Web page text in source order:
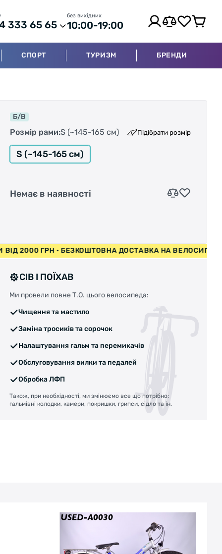
333 65 65
без вихідних
10:00-19:00
СПОРТ ТУРИЗМ БРЕНДИ
Б/В
Розмір рами:S (~145-165 см) Підібрати розмір
S (~145-165 см)
Немає в наявності
ВІД 2000 ГРН • БЕЗКОШТОВНА ДОСТАВКА НА
СІВ І ПОЇХАВ
Ми провели повне Т.О. цього велосипеда:
Чищення та мастило
Заміна тросиків та сорочок
Налаштування гальм та перемикачів
Обслуговування вилки та педалей
Обробка ЛФП
Також, при необхідності, ми змінюємо все що потрібно:
гальмівні колодки, камери, покришки, грипси, сідло та ін.